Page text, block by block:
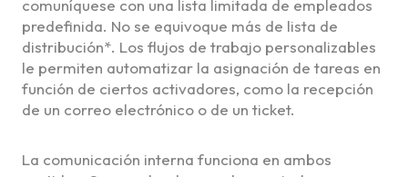
comuníquese con una lista limitada de empleados
predefinida. No se equivoque más de lista de
distribución*. Los flujos de trabajo personalizables
le permiten automatizar la asignación de tareas en
función de ciertos activadores, como la recepción
de un correo electrónico o de un ticket.
La comunicación interna funciona en ambos